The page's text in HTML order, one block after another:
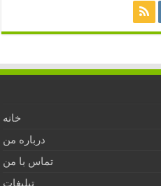
خانه
درباره من
تماس با من
تبلیغات